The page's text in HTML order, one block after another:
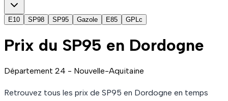
E10 SP98 SP95 Gazole E85 GPLc
Prix du SP95 en Dordogne
Département 24 - Nouvelle-Aquitaine
Retrouvez tous les prix de SP95 en Dordogne en temps